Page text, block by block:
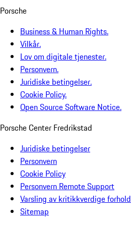
Porsche
Business & Human Rights.
Vilkår.
Lov om digitale tjenester.
Personvern.
Juridiske betingelser.
Cookie Policy.
Open Source Software Notice.
Porsche Center Fredrikstad
Juridiske betingelser
Personvern
Cookie Policy
Personvern Remote Support
Varsling av kritikkverdige forhold
Sitemap